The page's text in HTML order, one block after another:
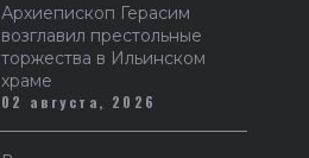
Архиепископ Герасим
возглавил престольные
торжества в Ильинском
храме
02 августа, 2026